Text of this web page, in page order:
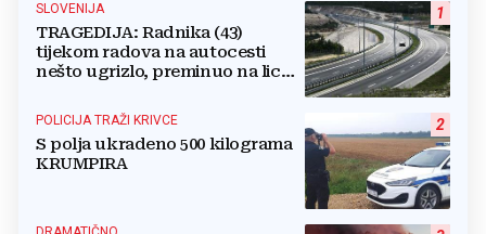
1
SLOVENIJA
TRAGEDIJA: Radnika (43)
tijekom radova na autocesti
nešto ugrizlo, preminuo na licu
2
POLICIJA TRAŽI KRIVCE
S polja ukradeno 500 kilograma
KRUMPIRA